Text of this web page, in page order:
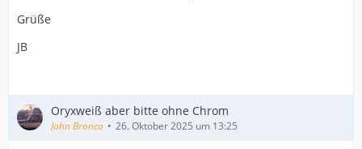
Grüße
JB
Oryxweiß aber bitte ohne Chrom
John Bronco 26. Oktober 2025 um 13:25